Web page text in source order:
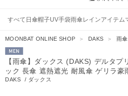
すべて 日傘帽子UV手袋雨傘レインアイテム
MOONBAT ONLINE SHOP ＞ DAKS ＞雨傘
MEN
【雨傘】ダックス (DAKS) デルタプ
ック 長傘 遮熱遮光 耐風傘 ゲリラ豪
DAKS / ダックス